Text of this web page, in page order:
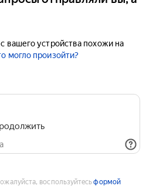
вашего устройства похожи на
могло произойти?
воспользуйтесьформой